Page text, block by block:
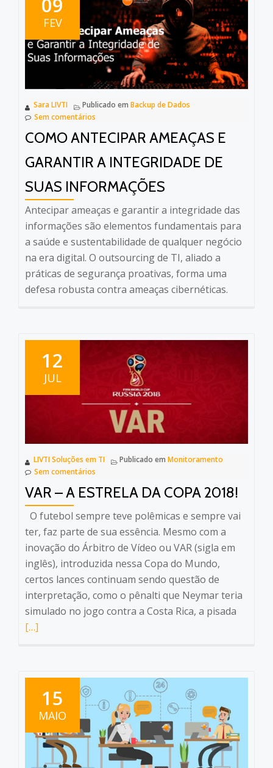
FEV
Sara LIVTI Publicado em Backup de Dados
Sem comentários
COMO ANTECIPAR AMEAÇAS E
GARANTIR A INTEGRIDADE DE
SUAS INFORMAÇÕES
Antecipar ameaças e garantir a integridade das
informações são elementos fundamentais para
a saúde e sustentabilidade de qualquer negócio
na era digital. O outsourcing de TI, aliado a
práticas de segurança proativas, forma uma
defesa robusta contra ameaças cibernéticas.
12
JUL
LIVTI Soluções em TI Publicado em Monitoramento
Sem comentários
VAR – A ESTRELA DA COPA 2018!
O futebol sempre teve polêmicas e sempre vai
ter, faz parte de sua essência. Mesmo com a
inovação do Árbitro de Vídeo ou VAR (sigla em
inglês), introduzida nessa Copa do Mundo,
certos lances continuam sendo questão de
interpretação, como o pênalti que Neymar teria
simulado no jogo contra a Costa Rica, a pisada
2018!
[…]
15
MAIO